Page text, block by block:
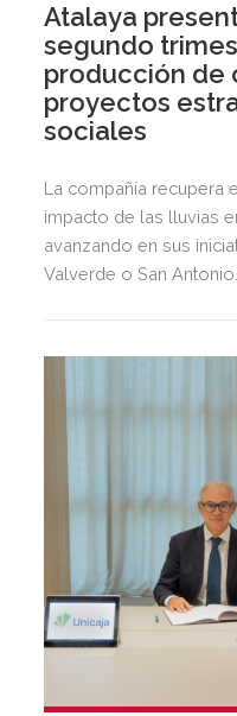
Atalaya
segundo
producción de
proyectos
sociales
La compañía recupera
impacto de las lluvias
avanzando en sus
Valverde o San Antonio.